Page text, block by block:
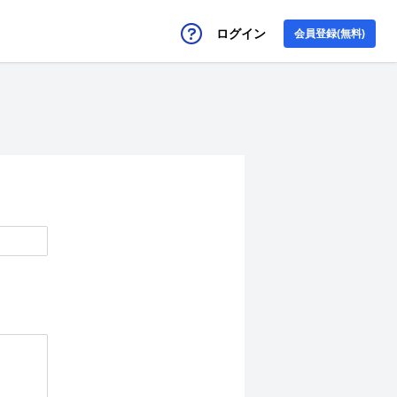
ログイン 会員登録(無料)